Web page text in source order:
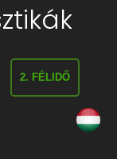
2. FÉLIDŐ